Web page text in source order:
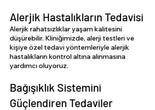
Alerjik Hastalıkların Tedavisi
Alerjik rahatsızlıklar yaşam kalitesini
düşürebilir. Kliniğimizde, alerji testleri ve
kişiye özel tedavi yöntemleriyle alerjik
hastalıkların kontrol altına alınmasına
yardımcı oluyoruz.
Bağışıklık Sistemini
Güçlendiren Tedaviler